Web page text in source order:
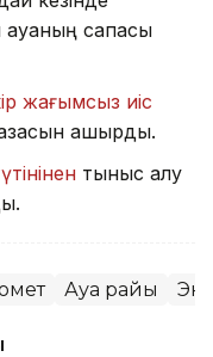
ауаның сапасы
жағымсыз иіс
қашырды.
тыныс алу
Ауа райы